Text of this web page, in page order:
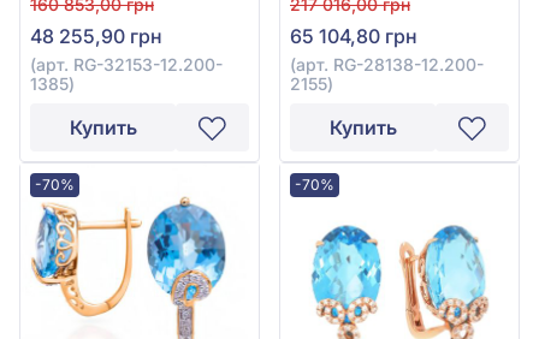
11,35ct, арт. RG-32153-
12.200-1385
48 255,90 грн
(арт. RG-32153-12.200-
1385)
Купить
13,8ct, арт. RG-28138-
12.200-2155
65 104,80 грн
(арт. RG-28138-12.200-
2155)
Купить
-70% -70%